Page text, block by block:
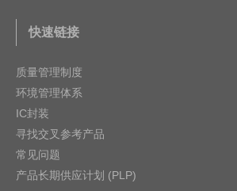
快速链接
质量管理制度
环境管理体系
IC封装
寻找交叉参考产品
常见问题
产品长期供应计划 (PLP)